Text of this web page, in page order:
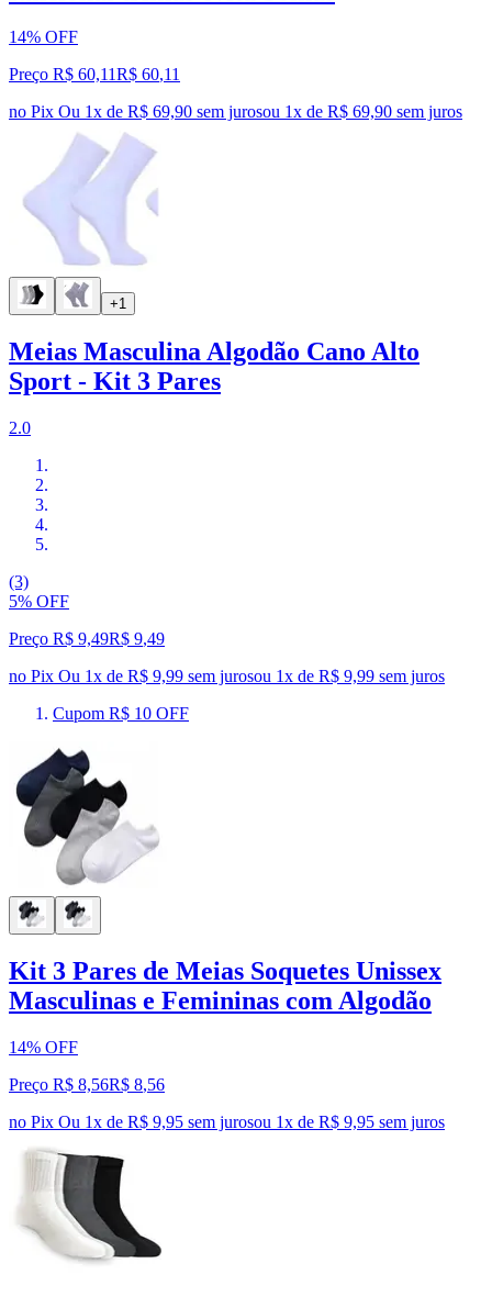
14% OFF
Preço R$ 60,11R$ 60,11
no Pix Ou 1x de R$ 69,90 sem jurosou 1x de R$ 69,90 sem juros
+1
Meias Masculina Algodão Cano Alto
Sport - Kit 3 Pares
2.0
(3)
5% OFF
Preço R$ 9,49R$ 9,49
no Pix Ou 1x de R$ 9,99 sem jurosou 1x de R$ 9,99 sem juros
Cupom R$ 10 OFF
Kit 3 Pares de Meias Soquetes Unissex
Masculinas e Femininas com Algodão
14% OFF
Preço R$ 8,56R$ 8,56
no Pix Ou 1x de R$ 9,95 sem jurosou 1x de R$ 9,95 sem juros